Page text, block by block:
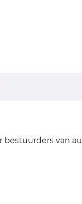
bestuurders van